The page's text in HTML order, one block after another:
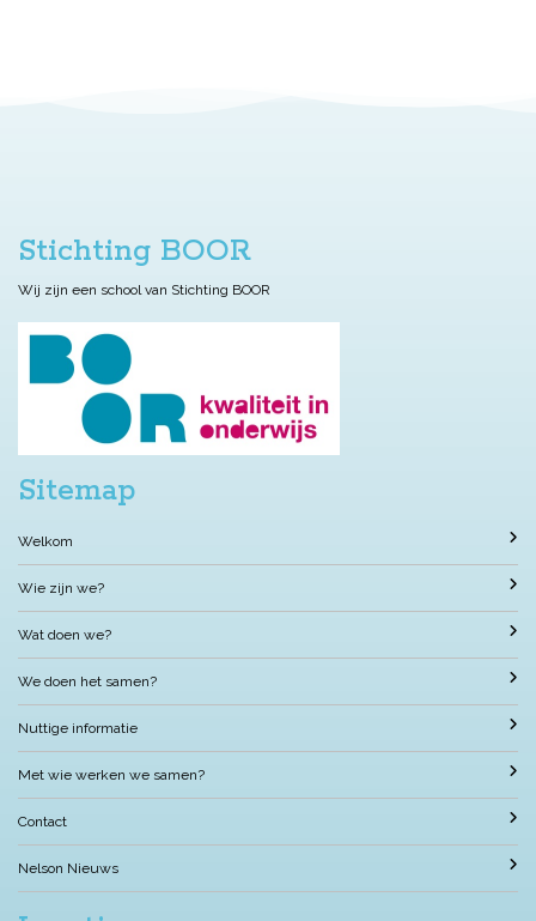
Stichting BOOR
Wij zijn een school van Stichting BOOR
Sitemap
Welkom
Wie zijn we?
Wat doen we?
We doen het samen?
Nuttige informatie
Met wie werken we samen?
Contact
Nelson Nieuws